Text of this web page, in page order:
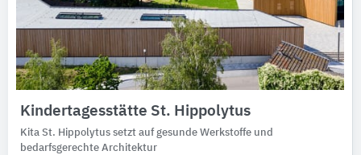
Kindertagesstätte St. Hippolytus
Kita St. Hippolytus setzt auf gesunde Werkstoffe und
bedarfsgerechte Architektur